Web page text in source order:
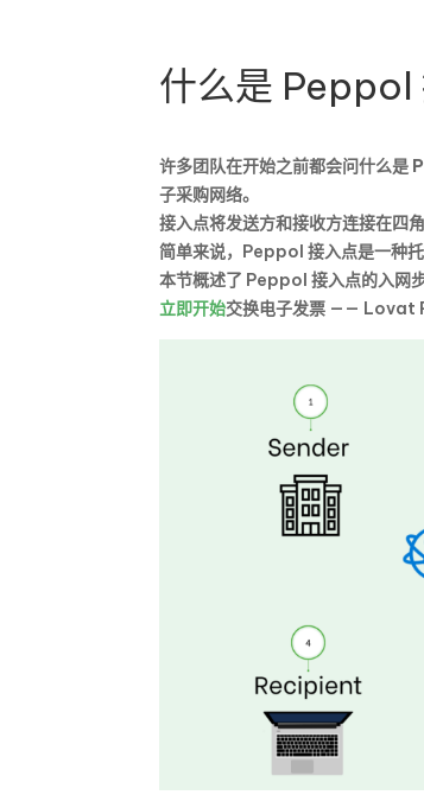
什么是 Peppol
许多团队在开始之前都会问什么是
子采购网络。
接入点将发送方和接收方连接在四
简单来说，Peppol 接入点是一种
本节概述了 Peppol 接入点的入网
立即开始交换电子发票 —— Lovat